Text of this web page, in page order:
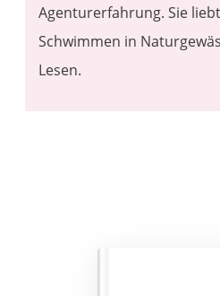
Agenturerfahrung. Sie
Schwimmen in
Lesen.